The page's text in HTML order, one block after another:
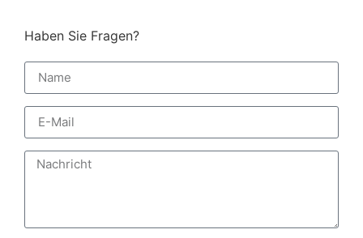
Haben Sie Fragen?